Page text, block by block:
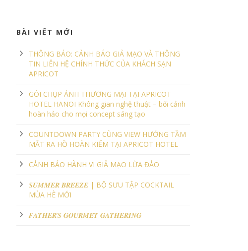
BÀI VIẾT MỚI
THÔNG BÁO: CẢNH BÁO GIẢ MẠO VÀ THÔNG
TIN LIÊN HỆ CHÍNH THỨC CỦA KHÁCH SẠN
APRICOT
GÓI CHỤP ẢNH THƯƠNG MẠI TẠI APRICOT
HOTEL HANOI Không gian nghệ thuật – bối cảnh
hoàn hảo cho mọi concept sáng tạo
COUNTDOWN PARTY CÙNG VIEW HƯỚNG TẦM
MẮT RA HỒ HOÀN KIẾM TẠI APRICOT HOTEL
CẢNH BÁO HÀNH VI GIẢ MẠO LỪA ĐẢO
𝑺𝑼𝑴𝑴𝑬𝑹 𝑩𝑹𝑬𝑬𝒁𝑬 | BỘ SƯU TẬP COCKTAIL
MÙA HÈ MỚI
𝑭𝑨𝑻𝑯𝑬𝑹’𝑺 𝑮𝑶𝑼𝑹𝑴𝑬𝑻 𝑮𝑨𝑻𝑯𝑬𝑹𝑰𝑵𝑮